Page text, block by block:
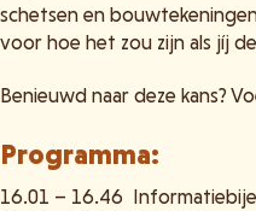
schetsen en
voor hoe het zou zijn als jíj
Benieuwd naar deze kans?
Programma:
16.01 – 16.46